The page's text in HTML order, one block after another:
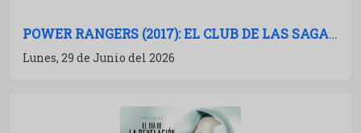
POWER RANGERS (2017): EL CLUB DE LAS SAGAS MUERTAS
Lunes, 29 de Junio del 2026